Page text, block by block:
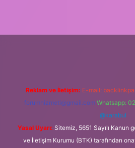
Reklam ve İletişim: E-mail:
forumhizmeti@gmail.com Whatsapp:
@karabul
Yasal Uyarı: Sitemiz, 5651 Sayılı Kanun
ve İletişim Kurumu (BTK) tarafından